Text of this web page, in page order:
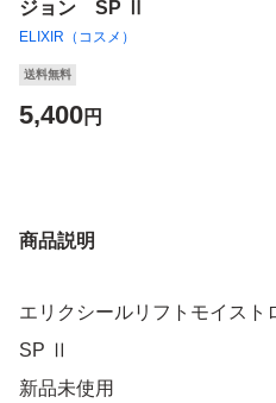
ジョン SP Ⅱ
ELIXIR（コスメ）
送料無料
5,400円
商品説明
エリクシールリフトモイス
SP Ⅱ
新品未使用